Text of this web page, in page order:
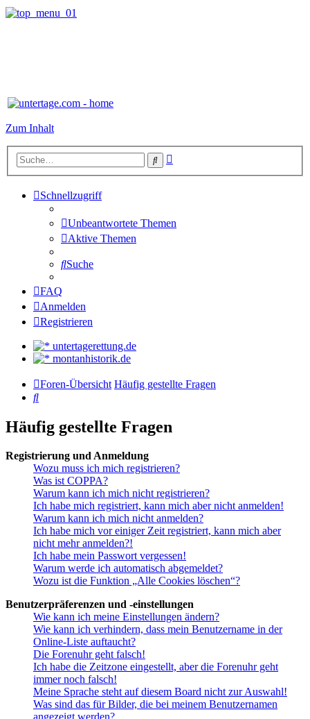
Zum Inhalt
Suche
Schnellzugriff
Unbeantwortete Themen
Aktive Themen
Suche
FAQ
Anmelden
Registrieren
untertagerettung.de
montanhistorik.de
Foren-Übersicht Häufig gestellte Fragen
Suche
Häufig gestellte Fragen
Registrierung und Anmeldung
Wozu muss ich mich registrieren?
Was ist COPPA?
Warum kann ich mich nicht registrieren?
Ich habe mich registriert, kann mich aber nicht anmelden!
Warum kann ich mich nicht anmelden?
Ich habe mich vor einiger Zeit registriert, kann mich aber
nicht mehr anmelden?!
Ich habe mein Passwort vergessen!
Warum werde ich automatisch abgemeldet?
Wozu ist die Funktion „Alle Cookies löschen“?
Benutzerpräferenzen und -einstellungen
Wie kann ich meine Einstellungen ändern?
Wie kann ich verhindern, dass mein Benutzername in der
Online-Liste auftaucht?
Die Forenuhr geht falsch!
Ich habe die Zeitzone eingestellt, aber die Forenuhr geht
immer noch falsch!
Meine Sprache steht auf diesem Board nicht zur Auswahl!
Was sind das für Bilder, die bei meinem Benutzernamen